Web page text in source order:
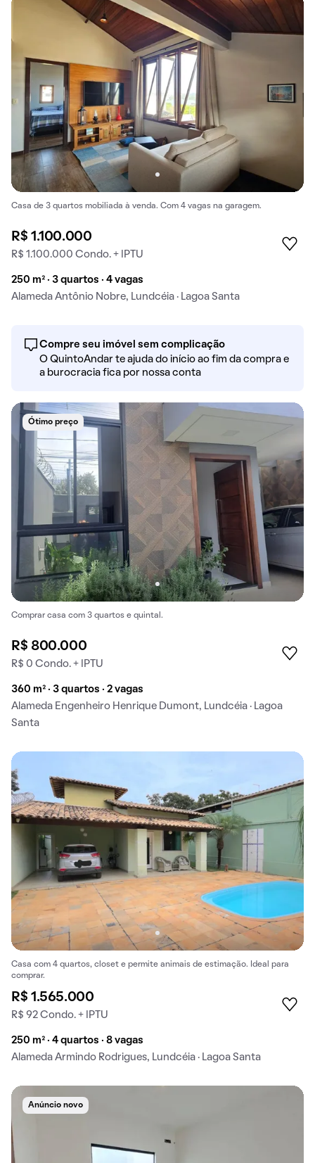
Casa de 3 quartos mobiliada à venda. Com 4 vagas na garagem.
R$ 1.100.000
R$ 1.100.000 Condo. + IPTU
250 m² · 3 quartos · 4 vagas
Alameda Antônio Nobre, Lundcéia · Lagoa Santa
Compre seu imóvel sem complicação
O QuintoAndar te ajuda do início ao fim da compra e
a burocracia fica por nossa conta
Ótimo preço
Comprar casa com 3 quartos e quintal.
R$ 800.000
R$ 0 Condo. + IPTU
360 m² · 3 quartos · 2 vagas
Alameda Engenheiro Henrique Dumont, Lundcéia · Lagoa
Santa
Casa com 4 quartos, closet e permite animais de estimação. Ideal para
comprar.
R$ 1.565.000
R$ 92 Condo. + IPTU
250 m² · 4 quartos · 8 vagas
Alameda Armindo Rodrigues, Lundcéia · Lagoa Santa
Anúncio novo